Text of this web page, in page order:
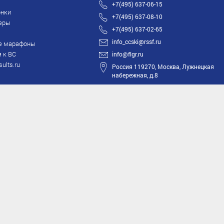
марафоны
к ВС
+7(495) 637-06-15
+7(495) 637-08-10
+7(495) 637-02-65
info_ccski@rssf.ru
info@flgr.ru
Россия 119270, Москва, Лужнецкая
набережная, д.8